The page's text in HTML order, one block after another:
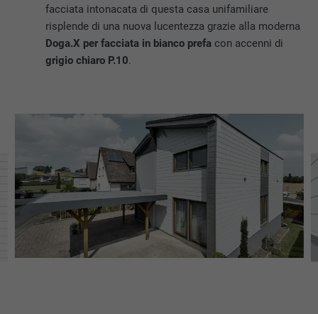
facciata intonacata di questa casa unifamiliare
risplende di una nuova lucentezza grazie alla moderna
Doga.X per facciata in bianco prefacon accenni di
grigio chiaro P.10.